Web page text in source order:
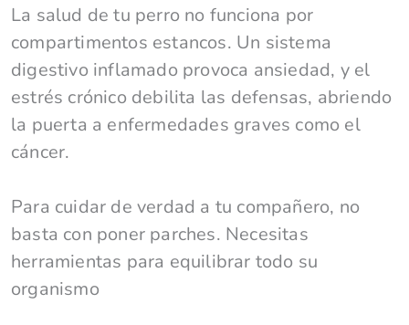
La salud de tu perro no funciona por
compartimentos estancos. Un sistema
digestivo inflamado provoca ansiedad, y el
estrés crónico debilita las defensas, abriendo
la puerta a enfermedades graves como el
cáncer.
Para cuidar de verdad a tu compañero, no
basta con poner parches. Necesitas
herramientas para equilibrar todo su
organismo